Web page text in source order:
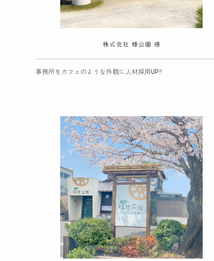
事務所をカフェのような外観に人材採用UP‼︎